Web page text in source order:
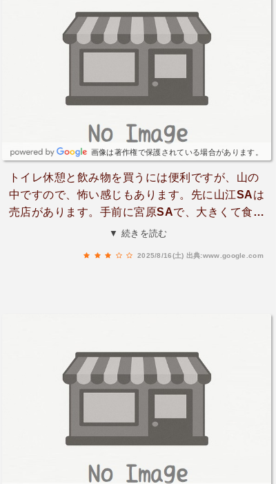
画像は著作権で保護されている場合があります。
トイレ休憩と飲み物を買うには便利ですが、山の
中ですので、怖い感じもあります。先に山江SAは
売店があります。手前に宮原SAで、大きくて食堂
もいろいろあります。どちらもにぎやかです。個
▼ 続きを読む
2025/8/16(土) 出典:www.google.com